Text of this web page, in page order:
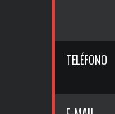
TELÉFONO